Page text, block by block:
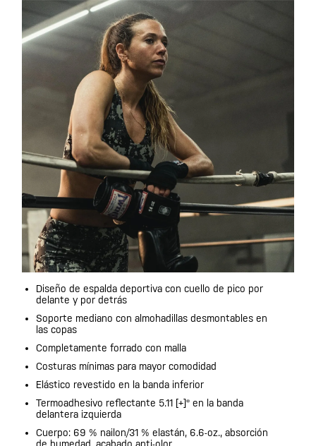
Diseño de espalda deportiva con cuello de pico por
delante y por detrás
Soporte mediano con almohadillas desmontables en
las copas
Completamente forrado con malla
Costuras mínimas para mayor comodidad
Elástico revestido en la banda inferior
Termoadhesivo reflectante 5.11 [+]® en la banda
delantera izquierda
Cuerpo: 69 % nailon/31 % elastán, 6.6-oz., absorción